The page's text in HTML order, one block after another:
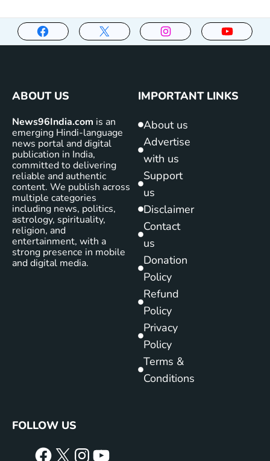
ABOUT US
News96India.com is an
emerging Hindi-language
news portal and digital
publication in India,
committed to delivering
reliable and authentic
content. We publish across
multiple categories
including news, politics,
astrology, spirituality,
religion, and
entertainment, with a
strong presence in mobile
and digital media.
IMPORTANT LINKS
About us
Advertise
with us
Support
us
Disclaimer
Contact
us
Donation
Policy
Refund
Policy
Privacy
Policy
Terms &
Conditions
FOLLOW US